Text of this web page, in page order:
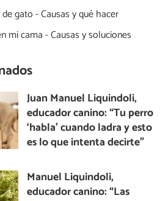
gato - Causas y qué hacer
mi cama - Causas y soluciones
Juan Manuel Liquindoli,
educador canino: “Tu perro
‘habla’ cuando ladra y esto
es lo que intenta decirte”
Manuel Liquindoli,
educador canino: “Las